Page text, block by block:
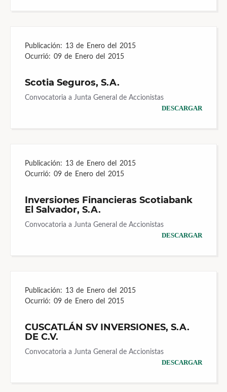
Publicación: 13 de Enero del 2015
Ocurrió: 09 de Enero del 2015
Scotia Seguros, S.A.
Convocatoria a Junta General de Accionistas
DESCARGAR
Publicación: 13 de Enero del 2015
Ocurrió: 09 de Enero del 2015
Inversiones Financieras Scotiabank
El Salvador, S.A.
Convocatoria a Junta General de Accionistas
DESCARGAR
Publicación: 13 de Enero del 2015
Ocurrió: 09 de Enero del 2015
CUSCATLÁN SV INVERSIONES, S.A.
DE C.V.
Convocatoria a Junta General de Accionistas
DESCARGAR